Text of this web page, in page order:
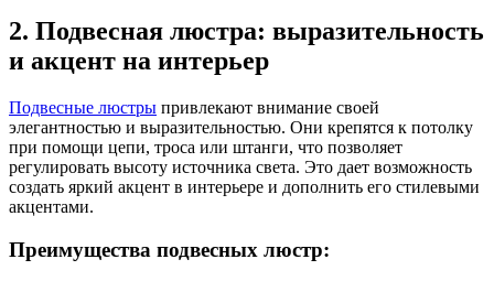
2. Подвесная люстра: выразительность
и акцент на интерьер
Подвесные люстры привлекают внимание своей
элегантностью и выразительностью. Они крепятся к потолку
при помощи цепи, троса или штанги, что позволяет
регулировать высоту источника света. Это дает возможность
создать яркий акцент в интерьере и дополнить его стилевыми
акцентами.
Преимущества подвесных люстр: